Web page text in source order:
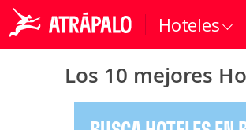
Hoteles
Los 10 mejores